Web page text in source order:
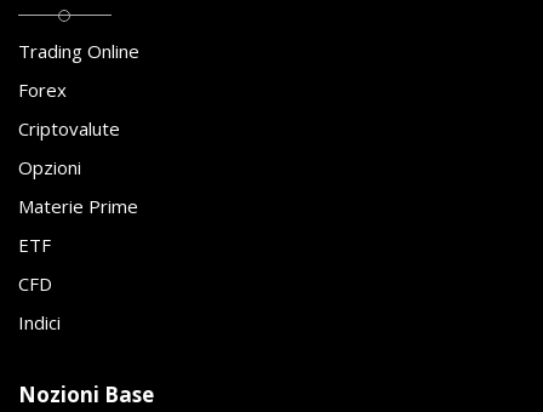
Trading Online
Forex
Criptovalute
Opzioni
Materie Prime
ETF
CFD
Indici
Nozioni Base